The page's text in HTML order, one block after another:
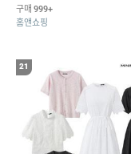
구매 999+
홈앤쇼핑
21